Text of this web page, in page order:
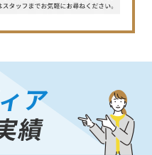
ア
績